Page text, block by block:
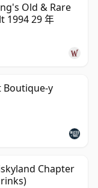
Old & Rare
1994 29 年
Boutique-y
Chapter